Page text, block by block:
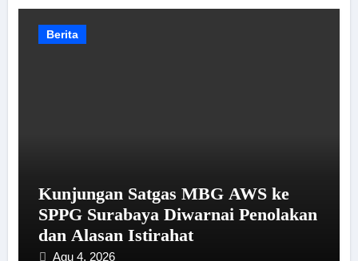
Berita
Kunjungan Satgas MBG AWS ke
SPPG Surabaya Diwarnai Penolakan
dan Alasan Istirahat
Agu 4, 2026